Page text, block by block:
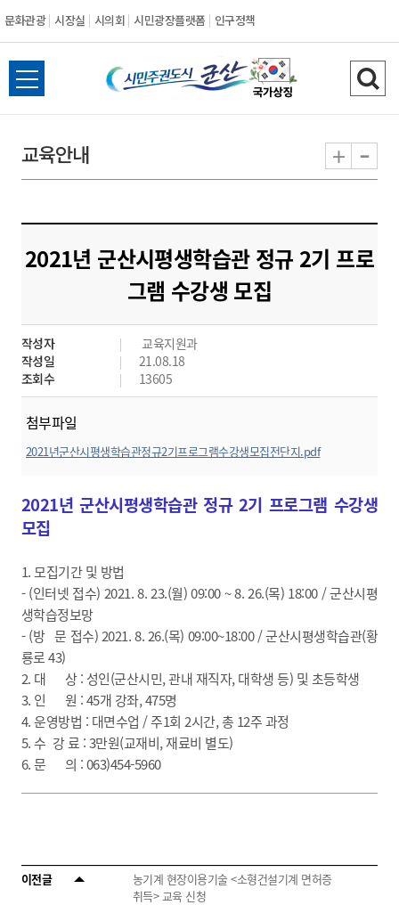
문화관광 시장실 시의회 시민광장플랫폼 인구정책
시
민
도
시
군
산
전
체
뉴
열
검
색
기
교육안내 + -
2021년 군산시평생학습관 정규 2기 프로
그램 수강생 모집
작성자
교육지원과
작성일
21.08.18
조회수
13605
첨부파일
2021년군산시평생학습관정규2기프로그램수강생모집전단지.pdf
2021년 군산시평생학습관 정규 2기 프로그램 수강생
모집
1. 모집기간 및 방법
- (인터넷 접수) 2021. 8. 23.(월) 09:00 ~ 8. 26.(목) 18:00 / 군산시평
생학습정보망
- (방 문 접수) 2021. 8. 26.(목) 09:00~18:00 / 군산시평생학습관(황
룡로 43)
2. 대 상 : 성인(군산시민, 관내 재직자, 대학생 등) 및 초등학생
3. 인 원 : 45개 강좌, 475명
4. 운영방법 : 대면수업 / 주1회 2시간, 총 12주 과정
5. 수 강 료 : 3만원(교재비, 재료비 별도)
6. 문 의 : 063)454-5960
이전글
농기계 현장이용기술 <소형건설기계 면허증
취득> 교육 신청